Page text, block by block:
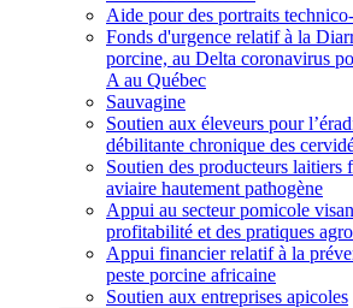
Aide pour des portraits
Fonds d'urgence relatif à la
porcine, au Delta coronavirus
A au Québec
Sauvagine
Soutien aux éleveurs pour
débilitante chronique des
Soutien des producteurs laitiers
aviaire hautement pathogène
Appui au secteur pomicole
profitabilité et des pratiques
Appui financier relatif à la
peste porcine africaine
Soutien aux entreprises apicoles